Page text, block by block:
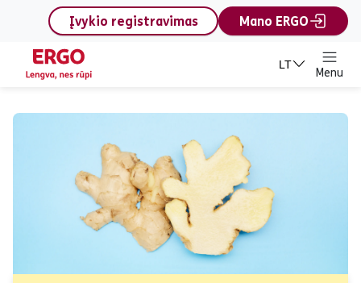
content
Įvykio registravimas
Mano ERGO
LT
Menu